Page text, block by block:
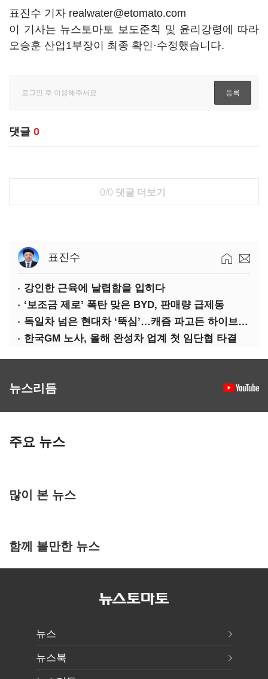
표진수 기자 realwater@etomato.com
이 기사는 뉴스토마토 보도준칙 및 윤리강령에 따라
오승훈 산업1부장이 최종 확인·수정했습니다.
댓글 0
0/0 댓글 더보기
표진수
강인한 근육에 날렵함을 입히다
‘보조금 제로’ 폭탄 맞은 BYD, 판매량 급제동
독일차 넘은 현대차 ‘뚝심’…캐즘 파고든 하이브리드 역전극
한국GM 노사, 올해 완성차 업계 첫 임단협 타결
뉴스리듬
주요 뉴스
많이 본 뉴스
함께 볼만한 뉴스
뉴스
뉴스북